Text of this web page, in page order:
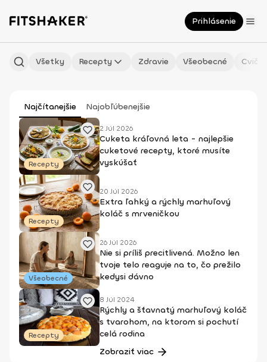
Prihlásenie
Všetky Recepty Zdravie Všeobecné
Najčítanejšie Najobľúbenejšie
Recepty
2 Júl 2026
Cuketa kráľovná leta - najlepšie
cuketové recepty, ktoré musíte
vyskúšať
Recepty
20 Júl 2026
Extra ľahký a rýchly marhuľový
koláč s mrveničkou
Všeobecné
26 Júl 2026
Nie si príliš precitlivená. Možno len
tvoje telo reaguje na to, čo prežilo
kedysi dávno
Recepty
8 Júl 2024
Rýchly a šťavnatý marhuľový koláč
s tvarohom, na ktorom si pochutí
celá rodina
Zobraziť viac